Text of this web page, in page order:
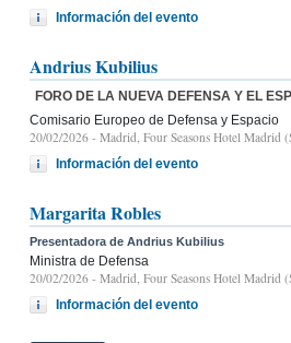
Información del evento
Andrius Kubilius
FORO DE LA NUEVA DEFENSA Y EL
Comisario Europeo de Defensa y Espacio
20/02/2026 - Madrid, Four Seasons Hotel Madrid
Información del evento
Margarita Robles
Presentadora de Andrius Kubilius
Ministra de Defensa
20/02/2026 - Madrid, Four Seasons Hotel Madrid
Información del evento